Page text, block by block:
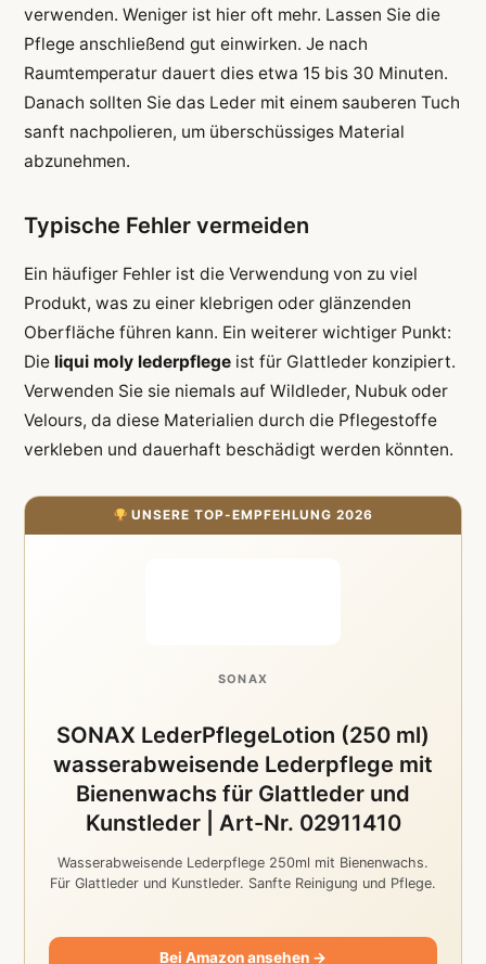
verwenden. Weniger ist hier oft mehr. Lassen Sie die
Pflege anschließend gut einwirken. Je nach
Raumtemperatur dauert dies etwa 15 bis 30 Minuten.
Danach sollten Sie das Leder mit einem sauberen Tuch
sanft nachpolieren, um überschüssiges Material
abzunehmen.
Typische Fehler vermeiden
Ein häufiger Fehler ist die Verwendung von zu viel
Produkt, was zu einer klebrigen oder glänzenden
Oberfläche führen kann. Ein weiterer wichtiger Punkt:
Die liqui moly lederpflegeist für Glattleder konzipiert.
Verwenden Sie sie niemals auf Wildleder, Nubuk oder
Velours, da diese Materialien durch die Pflegestoffe
verkleben und dauerhaft beschädigt werden könnten.
UNSERE TOP-EMPFEHLUNG 2026
SONAX
SONAX LederPflegeLotion (250 ml)
wasserabweisende Lederpflege mit
Bienenwachs für Glattleder und
Kunstleder | Art-Nr. 02911410
Wasserabweisende Lederpflege 250ml mit Bienenwachs.
Für Glattleder und Kunstleder. Sanfte Reinigung und Pflege.
Bei Amazon ansehen →